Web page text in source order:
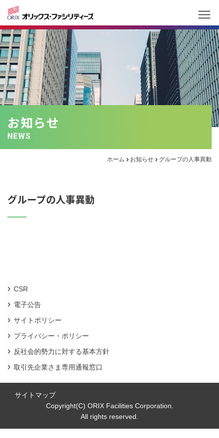
お知らせ
NEWS
ホーム お知らせ グループの人事異動
グループの人事異動
CSR
電子公告
サイトポリシー
プライバシー・ポリシー
反社会的勢力に対する基本方針
取引先企業さま専用通報窓口
サイトマップ
Copyright(C) ORIX Facilities Corporation.
All rights reserved.